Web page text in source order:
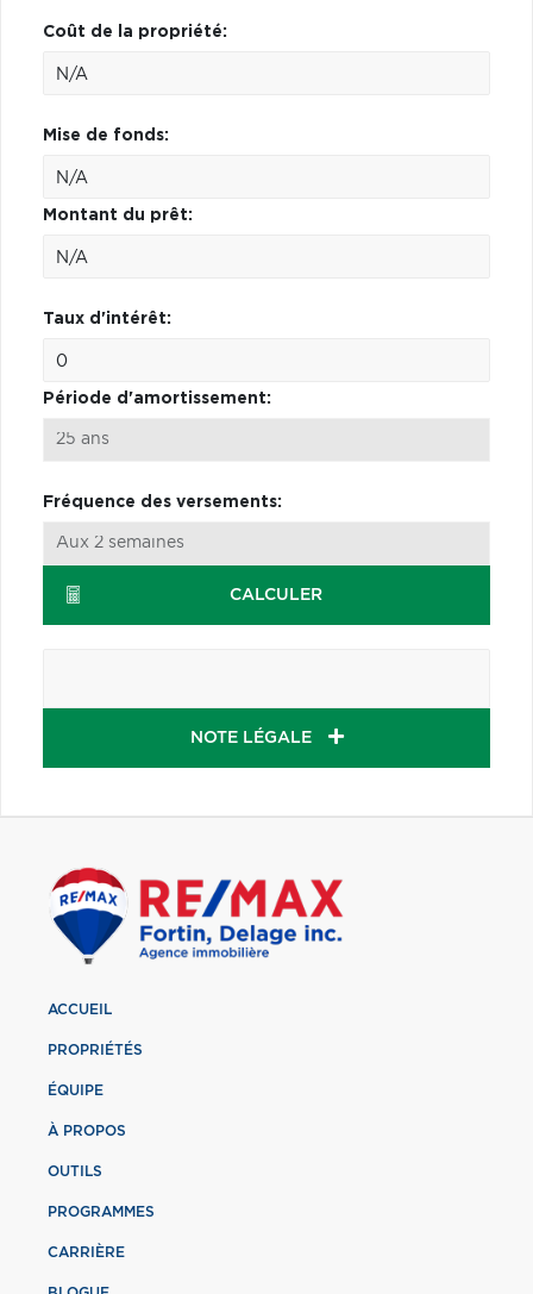
Coût de la propriété:
Mise de fonds:
Montant du prêt:
Taux d'intérêt:
Période d'amortissement:
Fréquence des versements:
CALCULER
NOTE LÉGALE
ACCUEIL
PROPRIÉTÉS
ÉQUIPE
À PROPOS
OUTILS
PROGRAMMES
CARRIÈRE